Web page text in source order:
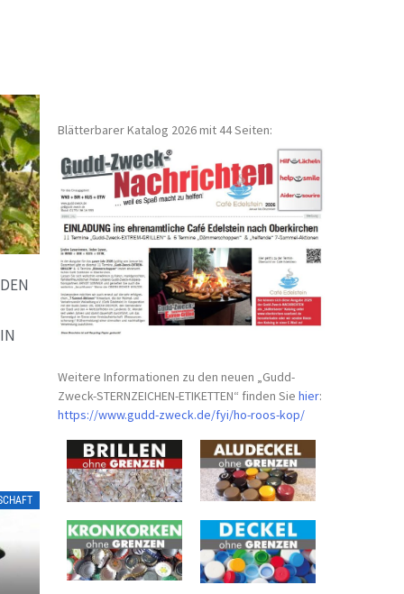
Blätterbarer Katalog 2026 mit 44 Seiten:
Weitere Informationen zu den neuen „Gudd-
Zweck-STERNZEICHEN-ETIKETTEN“ finden Siehier:
https://www.gudd-zweck.de/fyi/ho-roos-kop/